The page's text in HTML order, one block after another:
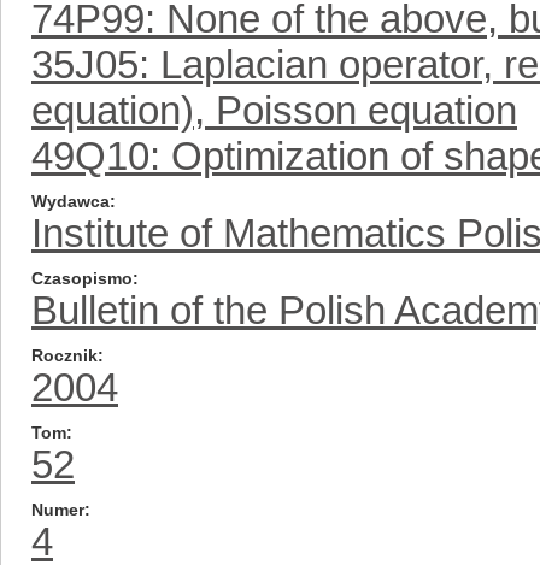
74P99: None of the above,
35J05: Laplacian operator,
equation), Poisson equation
49Q10: Optimization of
Wydawca
Institute of Mathematics
Czasopismo
Bulletin of the Polish
Rocznik
2004
Tom
52
Numer
4